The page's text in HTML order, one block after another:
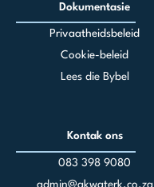
Dokumentasie
Privaatheidsbeleid
Cookie-beleid
Lees die Bybel
Kontak ons
083 398 9080
admin@gkwaterk.co.za